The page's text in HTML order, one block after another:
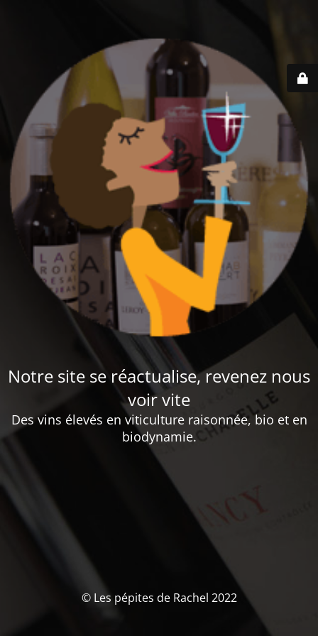
Notre site se réactualise, revenez nous
voir vite
Des vins élevés en viticulture raisonnée, bio et en
biodynamie.
© Les pépites de Rachel 2022